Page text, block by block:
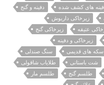
های کشف شده
دفینه و گنج
زیرخاکی داریوش
عتیقه
زیرخاکی گنج
زیرخاکی و دفینه
سکه های قدیمی
سنگ صندلی
شت باستانی
طلایاب شاقولی
طلسم گنج
طلسم مار